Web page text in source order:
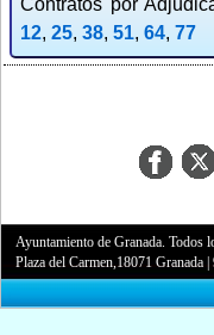
12, 25, 38, 51, 64, 77
Ayuntamiento de Granada. Todos
Plaza del Carmen,18071 Granada |